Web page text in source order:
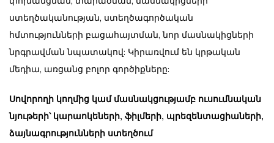
ստեղծականության, ստեղծագործական
հմտությունների բացահայտման, նոր մասնակիցների
նրգրավման նպատակով: Կիրառվում են կրթական
մեդիա, առցանց բոլոր գործիքները:
Սովորողի կողմից կամ մասնակցությամբ ուսումնական
նյութերի՝ կարաոկեների, ֆիլմերի, պրեզենտացիաների,
ձայնագրությունների ստեղծում